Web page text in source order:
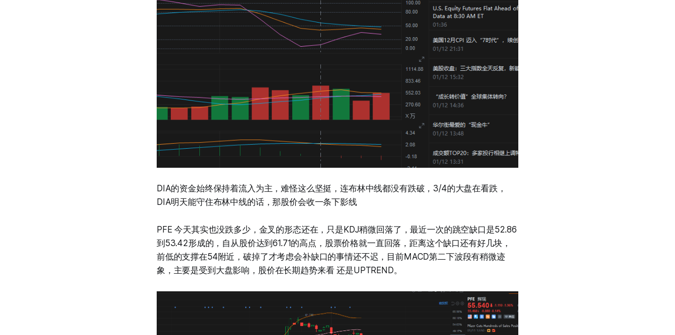
DIA的资金始终保持着流入为主，难怪这么坚挺，连布林中线都没有跌破，3/4的大盘在看跌，
DIA明天能守住布林中线的话，那股价会收一条下影线
PFE 今天其实也没跌多少，金叉的形态还在，只是KDJ稍微回落了，最近一次的跳空缺口是52.86
到53.42形成的，自从股价达到61.71的高点，股票价格就一直回落，距离这个缺口还有好几块，
前低的支撑在54附近，破掉了才考虑会补缺口的事情还不迟，目前MACD第二下波段有稍微迹
象，主要是受到大盘影响，股价在长期趋势来看 还是UPTREND。